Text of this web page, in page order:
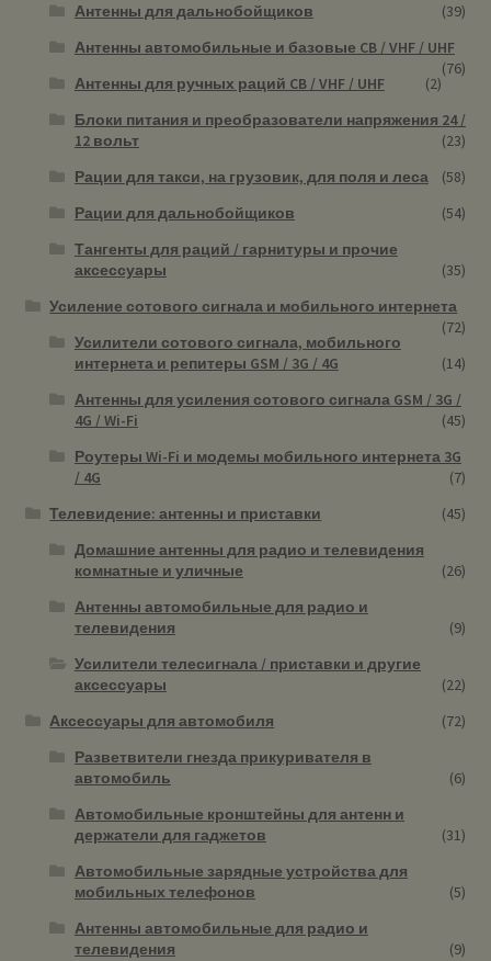
Антенны для дальнобойщиков
(39)
Антенны автомобильные и базовые CB / VHF / UHF
(76)
Антенны для ручных раций CB / VHF / UHF
(2)
Блоки питания и преобразователи напряжения 24 /
12 вольт
(23)
Рации для такси, на грузовик, для поля и леса
(58)
Рации для дальнобойщиков
(54)
Тангенты для раций / гарнитуры и прочие
аксессуары
(35)
Усиление сотового сигнала и мобильного интернета
(72)
Усилители сотового сигнала, мобильного
интернета и репитеры GSM / 3G / 4G
(14)
Антенны для усиления сотового сигнала GSM / 3G /
4G / Wi-Fi
(45)
Роутеры Wi-Fi и модемы мобильного интернета 3G
/ 4G
(7)
Телевидение: антенны и приставки
(45)
Домашние антенны для радио и телевидения
комнатные и уличные
(26)
Антенны автомобильные для радио и
телевидения
(9)
Усилители телесигнала / приставки и другие
аксессуары
(22)
Аксессуары для автомобиля
(72)
Разветвители гнезда прикуривателя в
автомобиль
(6)
Автомобильные кронштейны для антенн и
держатели для гаджетов
(31)
Автомобильные зарядные устройства для
мобильных телефонов
(5)
Антенны автомобильные для радио и
телевидения
(9)